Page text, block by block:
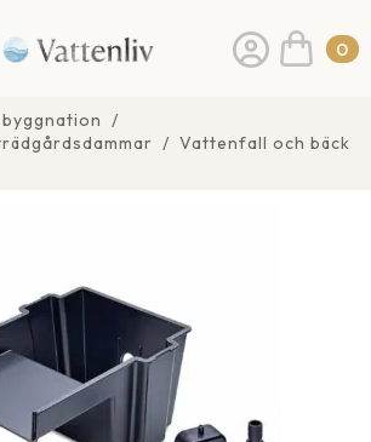
0
Vattenfall och bäck